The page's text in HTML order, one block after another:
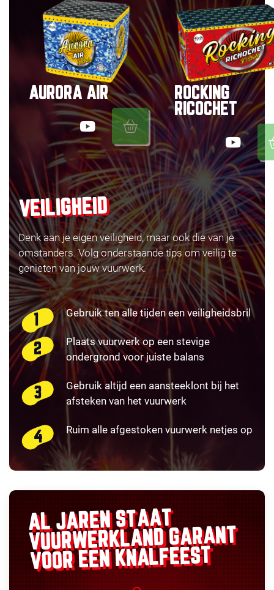
AURORA AIR
ROCKING
RICOCHET
VEILIGHEID
Denk aan je eigen veiligheid, maar ook die van je
omstanders. Volg onderstaande tips om veilig te
genieten van jouw vuurwerk.
Gebruik ten alle tijden een veiligheidsbril
Plaats vuurwerk op een stevige
ondergrond voor juiste balans
Gebruik altijd een aansteeklont bij het
afsteken van het vuurwerk
Ruim alle afgestoken vuurwerk netjes op
AL JAREN STAAT
VUURWERKLANDGARANT
VOOR EEN KNALFEEST